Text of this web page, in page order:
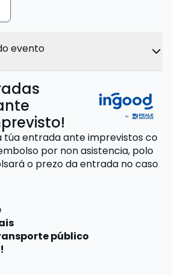
evento
túa entrada ante imprevistos co
por non asistencia, polo
o prezo da entrada no caso
público